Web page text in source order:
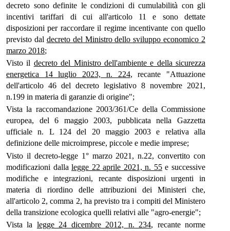
decreto sono definite le condizioni di cumulabilità con gli
incentivi tariffari di cui all'articolo 11 e sono dettate
disposizioni per raccordare il regime incentivante con quello
previsto dal decreto del Ministro dello sviluppo economico 2
marzo 2018;
Visto il decreto del Ministro dell'ambiente e della sicurezza
energetica 14 luglio 2023, n. 224, recante "Attuazione
dell'articolo 46 del decreto legislativo 8 novembre 2021,
n.199 in materia di garanzie di origine";
Vista la raccomandazione 2003/361/Ce della Commissione
europea, del 6 maggio 2003, pubblicata nella Gazzetta
ufficiale n. L 124 del 20 maggio 2003 e relativa alla
definizione delle microimprese, piccole e medie imprese;
Visto il decreto-legge 1° marzo 2021, n.22, convertito con
modificazioni dallalegge 22 aprile 2021, n. 55e successive
modifiche e integrazioni, recante disposizioni urgenti in
materia di riordino delle attribuzioni dei Ministeri che,
all'articolo 2, comma 2, ha previsto tra i compiti del Ministero
della transizione ecologica quelli relativi alle "agro-energie";
Vista la legge 24 dicembre 2012, n. 234, recante norme